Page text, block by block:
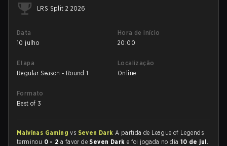
LRS Split 2 2026
Data
10 julho
Hora de início
20:00
Etapa
Regular Season - Round 1
Localização
Online
Formato
Best of 3
Malvinas Gamingvs Seven DarkA partida de League of Legends
terminou 0 - 2 a favor deSeven Dark e foi jogada no dia 10 de jul.